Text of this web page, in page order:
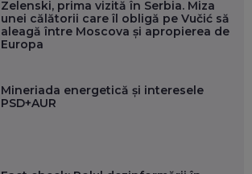
Zelenski, prima vizită în Serbia. Miza
unei călătorii care îl obligă pe Vučić să
aleagă între Moscova și apropierea de
Europa
Mineriada energetică și interesele
PSD+AUR